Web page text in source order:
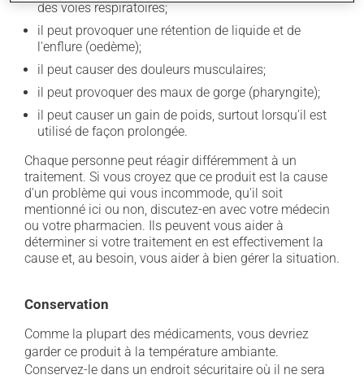
des voies respiratoires;
il peut provoquer une rétention de liquide et de
l'enflure (oedème);
il peut causer des douleurs musculaires;
il peut provoquer des maux de gorge (pharyngite);
il peut causer un gain de poids, surtout lorsqu'il est
utilisé de façon prolongée.
Chaque personne peut réagir différemment à un
traitement. Si vous croyez que ce produit est la cause
d'un problème qui vous incommode, qu'il soit
mentionné ici ou non, discutez-en avec votre médecin
ou votre pharmacien. Ils peuvent vous aider à
déterminer si votre traitement en est effectivement la
cause et, au besoin, vous aider à bien gérer la situation.
Conservation
Comme la plupart des médicaments, vous devriez
garder ce produit à la température ambiante.
Conservez-le dans un endroit sécuritaire où il ne sera